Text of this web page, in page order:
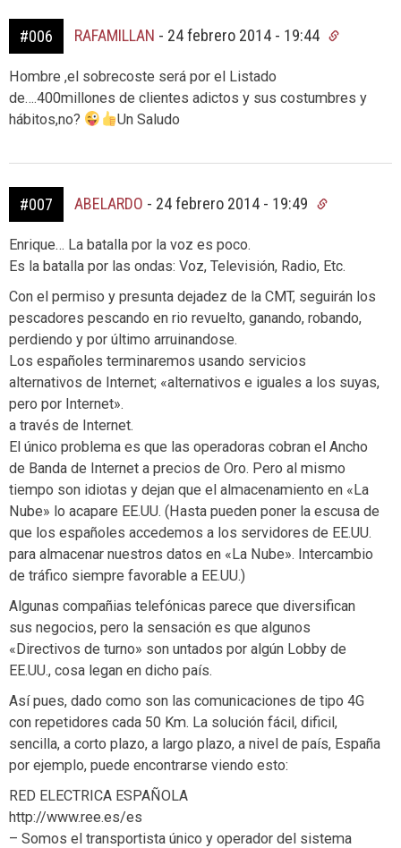
#006 RAFAMILLAN - 24 febrero 2014 - 19:44
Hombre ,el sobrecoste será por el Listado
de….400millones de clientes adictos y sus costumbres y
hábitos,no?
Un Saludo
#007 ABELARDO - 24 febrero 2014 - 19:49
Enrique… La batalla por la voz es poco.
Es la batalla por las ondas: Voz, Televisión, Radio, Etc.
Con el permiso y presunta dejadez de la CMT, seguirán los
pescadores pescando en rio revuelto, ganando, robando,
perdiendo y por último arruinandose.
Los españoles terminaremos usando servicios
alternativos de Internet; «alternativos e iguales a los suyas,
pero por Internet».
a través de Internet.
El único problema es que las operadoras cobran el Ancho
de Banda de Internet a precios de Oro. Pero al mismo
tiempo son idiotas y dejan que el almacenamiento en «La
Nube» lo acapare EE.UU. (Hasta pueden poner la escusa de
que los españoles accedemos a los servidores de EE.UU.
para almacenar nuestros datos en «La Nube». Intercambio
de tráfico siempre favorable a EE.UU.)
Algunas compañias telefónicas parece que diversifican
sus negocios, pero la sensación es que algunos
«Directivos de turno» son untados por algún Lobby de
EE.UU., cosa legan en dicho país.
Así pues, dado como son las comunicaciones de tipo 4G
con repetidores cada 50 Km. La solución fácil, dificil,
sencilla, a corto plazo, a largo plazo, a nivel de país, España
por ejemplo, puede encontrarse viendo esto:
RED ELECTRICA ESPAÑOLA
http://www.ree.es/es
– Somos el transportista único y operador del sistema